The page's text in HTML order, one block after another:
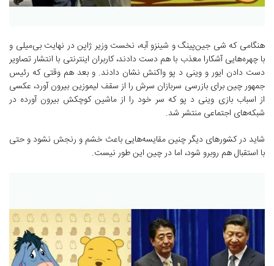
هنگامی که شی جین‌پینگ و شینزو آبه، نخست وزیر ژاپن در نهایت بی‌میلی و
با چهره‌هایی آشکارا معذب با هم دست دادند، کاربران اینترنتی با انتشار تصاویر
دست دادن ایور و وینی د پو واکنش نشان دادند. و بعد هم وقتی که رئیس
جمهور چین برای بازرسی سربازان سرش را از سقف لیموزین بیرون آورد، عکسی
از اسباب بازی وینی د پو که سر خود را از ماشین کوچکش بیرون آورده در
شبکه‌های اجتماعی منتشر شد.
شاید در کشورهای دیگر چنین مقایسه‌هایی باعث خشم و رنجش نشود و حتی
با استقبال هم روبرو شود، اما در چین این طور نیست.